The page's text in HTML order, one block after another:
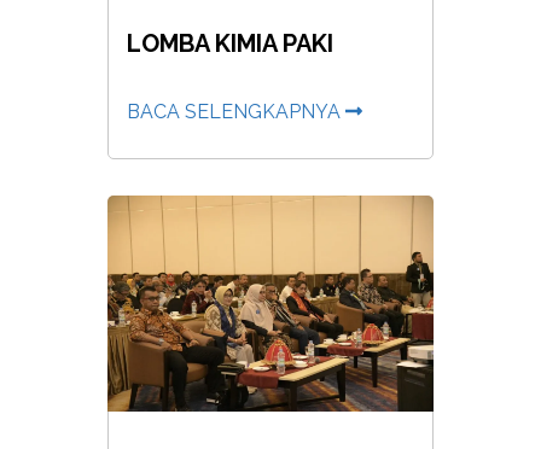
LOMBA KIMIA PAKI
BACA SELENGKAPNYA